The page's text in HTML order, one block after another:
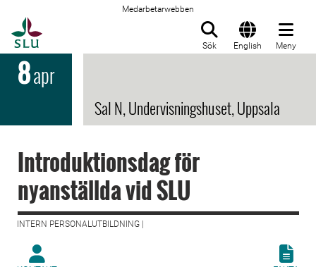
Medarbetarwebben
Sök English Meny
8apr
Sal N, Undervisningshuset, Uppsala
Introduktionsdag för
nyanställda vid SLU
INTERN PERSONALUTBILDNING |